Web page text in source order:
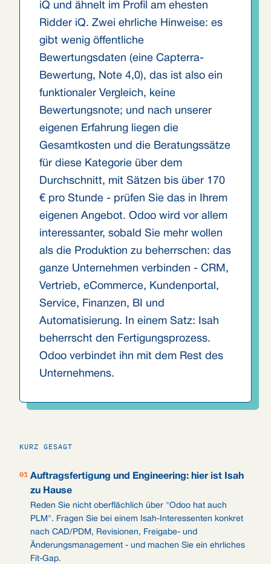
iQ und ähnelt im Profil am ehesten
Ridder iQ. Zwei ehrliche Hinweise: es
gibt wenig öffentliche
Bewertungsdaten (eine Capterra-
Bewertung, Note 4,0), das ist also ein
funktionaler Vergleich, keine
Bewertungsnote; und nach unserer
eigenen Erfahrung liegen die
Gesamtkosten und die Beratungssätze
für diese Kategorie über dem
Durchschnitt, mit Sätzen bis über 170
€ pro Stunde - prüfen Sie das in Ihrem
eigenen Angebot. Odoo wird vor allem
interessanter, sobald Sie mehr wollen
als die Produktion zu beherrschen: das
ganze Unternehmen verbinden - CRM,
Vertrieb, eCommerce, Kundenportal,
Service, Finanzen, BI und
Automatisierung. In einem Satz: Isah
beherrscht den Fertigungsprozess.
Odoo verbindet ihn mit dem Rest des
Unternehmens.
KURZ GESAGT
01 Auftragsfertigung und Engineering: hier ist Isah
zu Hause
Reden Sie nicht oberflächlich über "Odoo hat auch
PLM". Fragen Sie bei einem Isah-Interessenten konkret
nach CAD/PDM, Revisionen, Freigabe- und
Änderungsmanagement - und machen Sie ein ehrliches
Fit-Gap.